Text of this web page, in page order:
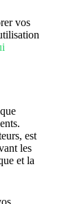
vos
est
les
et la